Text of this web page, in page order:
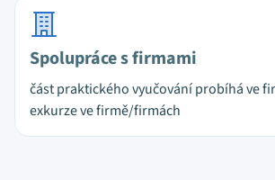
Spolupráce s firmami
část praktického vyučování probíhá ve
exkurze ve firmě/firmách